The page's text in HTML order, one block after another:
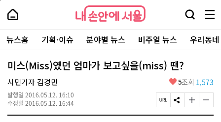
본
로
가
내
손
안
에
서
울
-
서
울
시
대
표
소
내
손
에
울
검
창
열
기
메
뉴
전
체
보
주
요
서
뉴스홈 기획·이슈 분야별 뉴스 비주얼 뉴스 우리동
미스(Miss)였던 엄마가 보고싶을(miss) 땐?
시민기자 김경민
발행일 2016.05.12. 16:10
수정일 2016.05.12. 16:44
좋
요
5조회 1,573
페
이
S
N
글
자
글
자
페
상
단
로